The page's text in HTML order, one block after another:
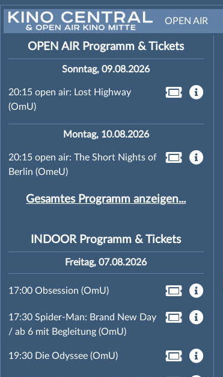
OPEN AIR
OPEN AIR Programm & Tickets
Sonntag, 09.08.2026
20:15 open air: Lost Highway
(OmU)
Montag, 10.08.2026
20:15 open air: The Short Nights of
Berlin (OmeU)
Gesamtes Programm anzeigen...
INDOOR Programm & Tickets
Freitag, 07.08.2026
17:00 Obsession (OmU)
17:30 Spider-Man: Brand New Day
/ ab 6 mit Begleitung (OmU)
19:30 Die Odyssee (OmU)